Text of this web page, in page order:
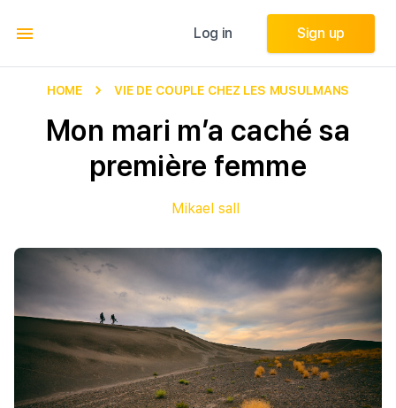
Log in Sign up
Log in Sign up
HOME VIE DE COUPLE CHEZ LES MUSULMANS
Mon mari m’a caché sa
première femme
Mikael sall